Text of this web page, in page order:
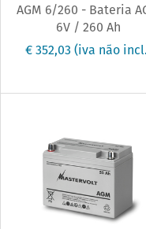
AGM 6/260 - Bateria
6V / 260 Ah
€ 352,03(iva não